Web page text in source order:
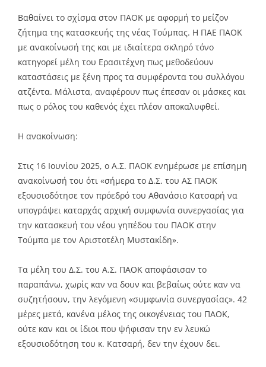
Βαθαίνει το σχίσμα στον ΠΑΟΚ με αφορμή το μείζον
ζήτημα της κατασκευής της νέας Τούμπας. Η ΠΑΕ ΠΑΟΚ
με ανακοίνωσή της και με ιδιαίτερα σκληρό τόνο
κατηγορεί μέλη του Ερασιτέχνη πως μεθοδεύουν
καταστάσεις με ξένη προς τα συμφέροντα του συλλόγου
ατζέντα. Μάλιστα, αναφέρουν πως έπεσαν οι μάσκες και
πως ο ρόλος του καθενός έχει πλέον αποκαλυφθεί.
Η ανακοίνωση:
Στις 16 Ιουνίου 2025, ο Α.Σ. ΠΑΟΚ ενημέρωσε με επίσημη
ανακοίνωσή του ότι «σήμερα το Δ.Σ. του ΑΣ ΠΑΟΚ
εξουσιοδότησε τον πρόεδρό του Αθανάσιο Κατσαρή να
υπογράψει καταρχάς αρχική συμφωνία συνεργασίας για
την κατασκευή του νέου γηπέδου του ΠΑΟΚ στην
Τούμπα με τον Αριστοτέλη Μυστακίδη».
Τα μέλη του Δ.Σ. του Α.Σ. ΠΑΟΚ αποφάσισαν το
παραπάνω, χωρίς καν να δουν και βεβαίως ούτε καν να
συζητήσουν, την λεγόμενη «συμφωνία συνεργασίας». 42
μέρες μετά, κανένα μέλος της οικογένειας του ΠΑΟΚ,
ούτε καν και οι ίδιοι που ψήφισαν την εν λευκώ
εξουσιοδότηση του κ. Κατσαρή, δεν την έχουν δει.